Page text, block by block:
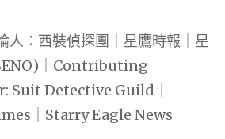
人：西裝偵探團｜星鷹時報｜星
｜Contributing
Suit Detective Guild｜
｜Starry Eagle News